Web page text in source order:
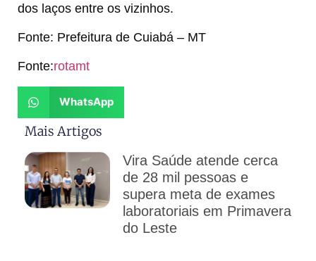
dos laços entre os vizinhos.
Fonte: Prefeitura de Cuiabá – MT
Fonte:rotamt
WhatsApp
Mais Artigos
Vira Saúde atende cerca
de 28 mil pessoas e
supera meta de exames
laboratoriais em Primavera
do Leste